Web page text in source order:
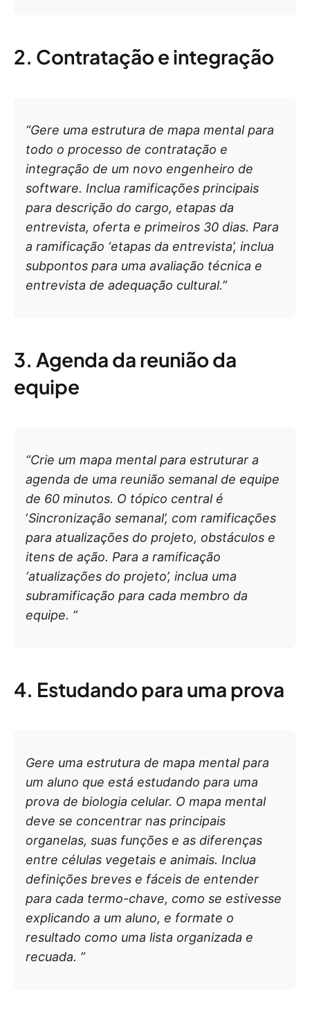
2. Contratação e integração
“Gere uma estrutura de mapa mental para
todo o processo de contratação e
integração de um novo engenheiro de
software. Inclua ramificações principais
para descrição do cargo, etapas da
entrevista, oferta e primeiros 30 dias. Para
a ramificação ‘etapas da entrevista’, inclua
subpontos para uma avaliação técnica e
entrevista de adequação cultural.”
3. Agenda da reunião da
equipe
“Crie um mapa mental para estruturar a
agenda de uma reunião semanal de equipe
de 60 minutos. O tópico central é
‘Sincronização semanal’, com ramificações
para atualizações do projeto, obstáculos e
itens de ação. Para a ramificação
‘atualizações do projeto’, inclua uma
subramificação para cada membro da
equipe. ”
4. Estudando para uma prova
Gere uma estrutura de mapa mental para
um aluno que está estudando para uma
prova de biologia celular. O mapa mental
deve se concentrar nas principais
organelas, suas funções e as diferenças
entre células vegetais e animais. Inclua
definições breves e fáceis de entender
para cada termo-chave, como se estivesse
explicando a um aluno, e formate o
resultado como uma lista organizada e
recuada. ”